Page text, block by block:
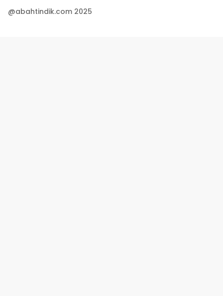
@abahtindik.com 2025